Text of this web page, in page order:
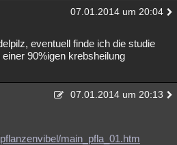
07.01.2014 um 20:04
eventuell finde ich die studie
90%igen krebsheilung
07.01.2014 um 20:13
main_pfla_01.htm